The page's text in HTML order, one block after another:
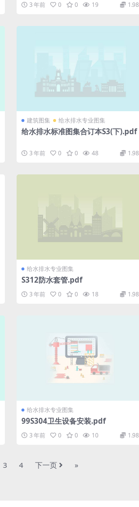
3 年前 0 0 19 1.98
建筑图集 给水排水专业图集
给水排水标准图集合订本S3(下).pdf
3 年前 0 0 48 1.98
给水排水专业图集
S312防水套管.pdf
3 年前 0 0 18 1.98
给水排水专业图集
99S304卫生设备安装.pdf
3 年前 0 0 10 1.98
3 4 下一页 »